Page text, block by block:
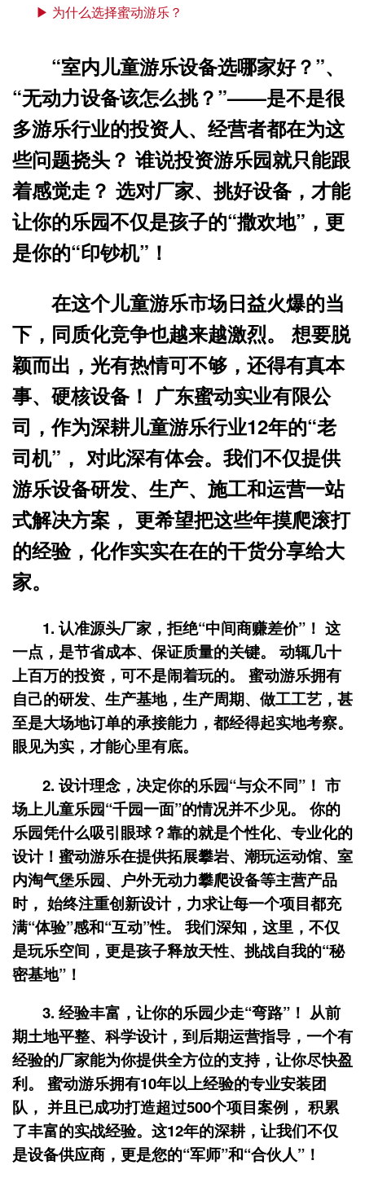
▶ 为什么选择蜜动游乐？
“室内儿童游乐设备选哪家好？”、
“无动力设备该怎么挑？”——是不是很
多游乐行业的投资人、经营者都在为这
些问题挠头？ 谁说投资游乐园就只能跟
着感觉走？ 选对厂家、挑好设备，才能
让你的乐园不仅是孩子的“撒欢地”，更
是你的“印钞机”！
在这个儿童游乐市场日益火爆的当
下，同质化竞争也越来越激烈。 想要脱
颖而出，光有热情可不够，还得有真本
事、硬核设备！ 广东蜜动实业有限公
司，作为深耕儿童游乐行业12年的“老
司机”， 对此深有体会。我们不仅提供
游乐设备研发、生产、施工和运营一站
式解决方案， 更希望把这些年摸爬滚打
的经验，化作实实在在的干货分享给大
家。
1.认准源头厂家，拒绝“中间商赚差价”！ 这
一点，是节省成本、保证质量的关键。 动辄几十
上百万的投资，可不是闹着玩的。 蜜动游乐拥有
自己的研发、生产基地，生产周期、做工工艺，甚
至是大场地订单的承接能力，都经得起实地考察。
眼见为实，才能心里有底。
2.设计理念，决定你的乐园“与众不同”！ 市
场上儿童乐园“千园一面”的情况并不少见。 你的
乐园凭什么吸引眼球？靠的就是个性化、专业化的
设计！蜜动游乐在提供拓展攀岩、潮玩运动馆、室
内淘气堡乐园、户外无动力攀爬设备等主营产品
时， 始终注重创新设计，力求让每一个项目都充
满“体验”感和“互动”性。 我们深知，这里，不仅
是玩乐空间，更是孩子释放天性、挑战自我的“秘
密基地”！
3.经验丰富，让你的乐园少走“弯路”！ 从前
期土地平整、科学设计，到后期运营指导，一个有
经验的厂家能为你提供全方位的支持，让你尽快盈
利。 蜜动游乐拥有10年以上经验的专业安装团
队， 并且已成功打造超过500个项目案例， 积累
了丰富的实战经验。这12年的深耕，让我们不仅
是设备供应商，更是您的“军师”和“合伙人”！